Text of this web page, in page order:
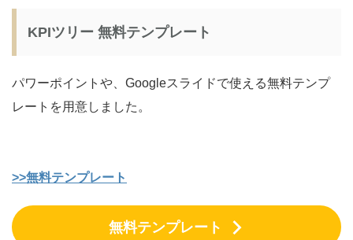
KPIツリー 無料テンプレート
パワーポイントや、Googleスライドで使える無料テンプ
レートを用意しました。
>>無料テンプレート
無料テンプレート